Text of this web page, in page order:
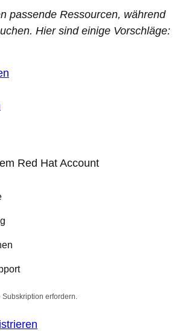
passende Ressourcen, während
Hier sind einige Vorschläge:
Red Hat Account
erfordern.